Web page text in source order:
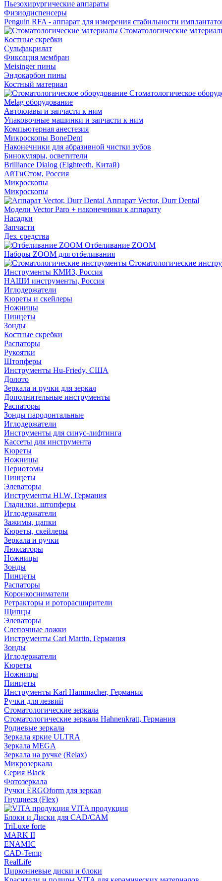
Пьезохирургические аппараты
Физиодиспенсеры
Penguin RFA - аппарат для измерения стабильности
Стоматологические
Костные скребки
Сульфакрилат
Фиксация мембран
Meisinger пины
Эндокарбон пины
Костный материал
Стоматологическое
Melag оборудование
Автоклавы и запчасти к ним
Упаковочные машинки и запчасти к ним
Компьютерная анестезия
Микроскопы BoneDent
Наконечники для абразивной чистки зубов
Бинокуляры, осветители
Brilliance Dialog (Eighteeth, Китай)
АйТиСтом, Россия
Микроскопы
Микроскопы
Аппарат Vector, Durr Dental
Модели Vector Paro + наконечники к аппарату
Насадки
Запчасти
Дез. средства
Отбеливание ZOOM
Наборы ZOOM для отбеливания
Стоматологические
Инструменты КМИЗ, Россия
НАШИ инструменты, Россия
Иглодержатели
Кюреты и скейлеры
Ножницы
Пинцеты
Зонды
Костные скребки
Распаторы
Рукоятки
Штопферы
Инструменты Hu-Friedy, США
Долото
Зеркала и ручки для зеркал
Дополнительные инструменты
Распаторы
Зонды пародонтальные
Иглодержатели
Инструменты для синус-лифтинга
Кассеты для инструмента
Кюреты
Ножницы
Периотомы
Пинцеты
Элеваторы
Инструменты HLW, Германия
Гладилки, штопферы
Иглодержатели
Зажимы, цапки
Кюреты, скейлеры
Зеркала и ручки
Люксаторы
Ножницы
Зонды
Пинцеты
Распаторы
Коронкосниматели
Ретракторы и роторасширители
Щипцы
Элеваторы
Слепочные ложки
Инструменты Carl Martin, Германия
Зонды
Иглодержатели
Кюреты
Ножницы
Пинцеты
Инструменты Karl Hammacher, Германия
Ручки для лезвий
Стоматологические зеркала
Стоматологические зеркала Hahnenkratt, Германия
Родиевые зеркала
Зеркала яркие ULTRA
Зеркала MEGA
Зеркала на ручке (Relax)
Микрозеркала
Серия Black
Фотозеркала
Ручки ERGOform для зеркал
Гнущиеся (Flex)
VITA продукция
Блоки и Диски для CAD/CAM
TriLuxe forte
MARK II
ENAMIC
CAD-Temp
RealLife
Циркониевые диски и блоки